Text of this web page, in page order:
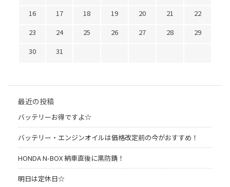
16
17 18 19 20 21
22
23
24 25 26 27 28
29
30
31
最近の投稿
バッテリーお得ですよ☆
バッテリー・エンジンオイルは価格改定前の今がおすすめ！
HONDA N-BOX 納車直後に黒防錆！
明日は定休日☆